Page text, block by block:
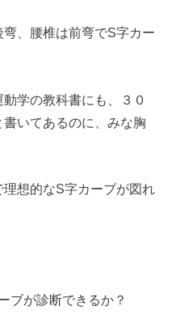
、腰椎は前弯でS字カー
学の教科書にも、３０
いてあるのに、みな胸
想的なS字カーブが図れ
ブが診断できるか？